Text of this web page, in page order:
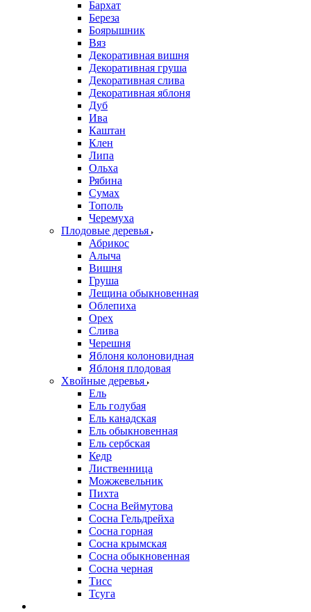
Бархат
Береза
Боярышник
Вяз
Декоративная вишня
Декоративная груша
Декоративная слива
Декоративная яблоня
Дуб
Ива
Каштан
Клен
Липа
Ольха
Рябина
Сумах
Тополь
Черемуха
Плодовые деревья
Абрикос
Алыча
Вишня
Груша
Лещина обыкновенная
Облепиха
Орех
Слива
Черешня
Яблоня колоновидная
Яблоня плодовая
Хвойные деревья
Ель
Ель голубая
Ель канадская
Ель обыкновенная
Ель сербская
Кедр
Лиственница
Можжевельник
Пихта
Сосна Веймутова
Сосна Гельдрейха
Сосна горная
Сосна крымская
Сосна обыкновенная
Сосна черная
Тисс
Тсуга